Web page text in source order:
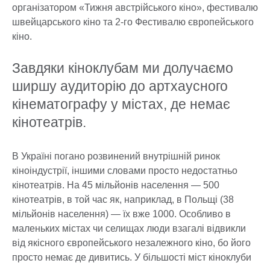
організатором «Тижня австрійського кіно», фестивалю
швейцарського кіно та 2-го Фестивалю європейського
кіно.
Завдяки кіноклубам ми долучаємо
ширшу аудиторію до артхаусного
кінематографу у містах, де немає
кінотеатрів.
В Україні погано розвинений внутрішній ринок
кіноіндустрії, іншими словами просто недостатньо
кінотеатрів. На 45 мільйонів населення — 500
кінотеатрів, в той час як, наприклад, в Польщі (38
мільйонів населення) — їх вже 1000. Особливо в
маленьких містах чи селищах люди взагалі відвикли
від якісного європейського незалежного кіно, бо його
просто немає де дивитись. У більшості міст кіноклуби